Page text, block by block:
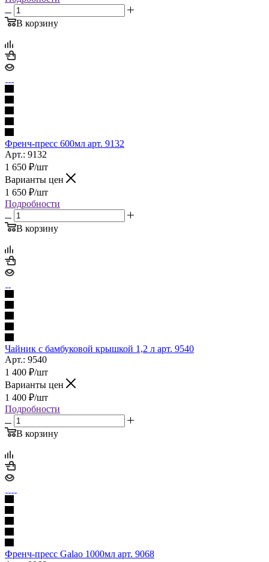
В корзину
Френч-пресс 600мл арт. 9132
Арт.: 9132
1 650 ₽/шт
Варианты цен
1 650 ₽/шт
Подробности
В корзину
Чайник с бамбуковой крышкой 1,2 л арт. 9540
Арт.: 9540
1 400 ₽/шт
Варианты цен
1 400 ₽/шт
Подробности
В корзину
Френч-пресс Galao 1000мл арт. 9068